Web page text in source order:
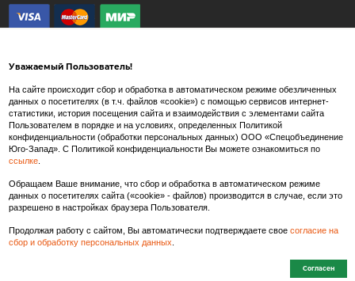
Внимание! Любые изображения на сайте www.spets.ru носят художественный
характер и не являются рекламными изображениями продаваемых товаров. Внешний
вид товара может отличаться от представленных на сайте изображений.
Производитель так же в праве вносить изменения в состав тканей, конструкцию и
характеристик качества/безопасности товаров.
Уважаемый Пользователь!
На сайте происходит сбор и обработка в автоматическом режиме обезличенных
данных о посетителях (в т.ч. файлов «cookie») с помощью сервисов интернет-
статистики, история посещения сайта и взаимодействия с элементами сайта
Пользователем в порядке и на условиях, определенных Политикой
конфиденциальности (обработки персональных данных) ООО «Спецобъединение
Юго-Запад». С Политикой конфиденциальности Вы можете ознакомиться по
ссылке.
Обращаем Ваше внимание, что сбор и обработка в автоматическом режиме
данных о посетителях сайта («cookie» - файлов) производится в случае, если это
разрешено в настройках браузера Пользователя.
Продолжая работу с сайтом, Вы автоматически подтверждаете свое согласие на
сбор и обработку персональных данных
Согласен